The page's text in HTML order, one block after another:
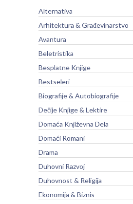
Alternativa
Arhitektura & Građevinarstvo
Avantura
Beletristika
Besplatne Knjige
Bestseleri
Biografije & Autobiografije
Dečije Knjige & Lektire
Domaća Književna Dela
Domaći Romani
Drama
Duhovni Razvoj
Duhovnost & Religija
Ekonomija & Biznis